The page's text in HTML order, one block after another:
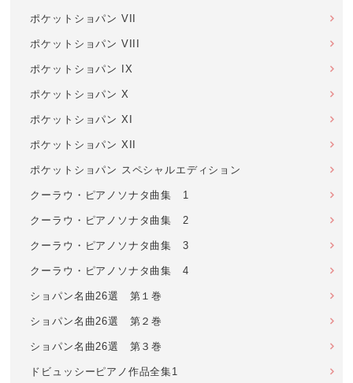
ポケットショパン VII
ポケットショパン VIII
ポケットショパン IX
ポケットショパン X
ポケットショパン XI
ポケットショパン XII
ポケットショパン スペシャルエディション
クーラウ・ピアノソナタ曲集 1
クーラウ・ピアノソナタ曲集 2
クーラウ・ピアノソナタ曲集 3
クーラウ・ピアノソナタ曲集 4
ショパン名曲26選 第１巻
ショパン名曲26選 第２巻
ショパン名曲26選 第３巻
ドビュッシーピアノ作品全集1